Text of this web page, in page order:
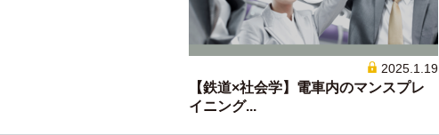
2025.1.19
【鉄道×社会学】電車内のマンスプレ
イニング...